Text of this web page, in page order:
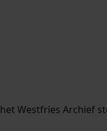
zoektips.
zoektips.
Westfries Archief
uw zoekopdracht te